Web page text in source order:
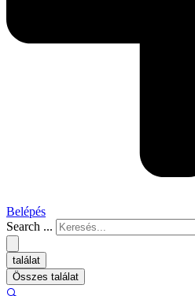
Belépés
Search ...
találat
Összes találat